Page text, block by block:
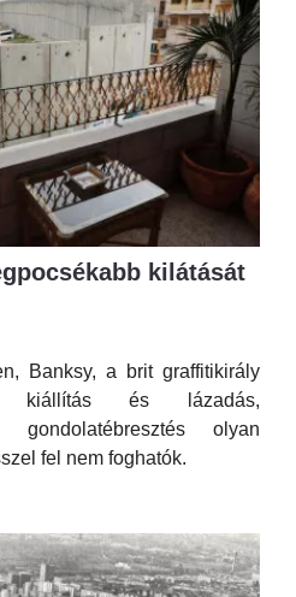
kilátását
Banksy, a brit graffitikirály
kiállítás és lázadás,
gondolatébresztés olyan
fel nem foghatók.